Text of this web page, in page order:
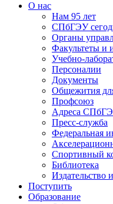
О нас
Нам 95 лет
СПбГЭУ
Органы
Факультеты и
Учебно-
Персоналии
Документы
Общежития
Профсоюз
Адреса
Пресс-служба
Федеральная
Спортивный
Библиотека
Издательство
Поступить
Образование